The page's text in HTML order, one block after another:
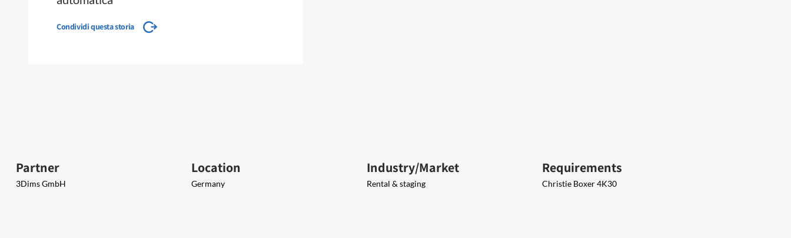
Condividi questa storia
Partner
3Dims GmbH
Location
Germany
Industry/Market
Rental & staging
Requirements
Christie Boxer 4K30